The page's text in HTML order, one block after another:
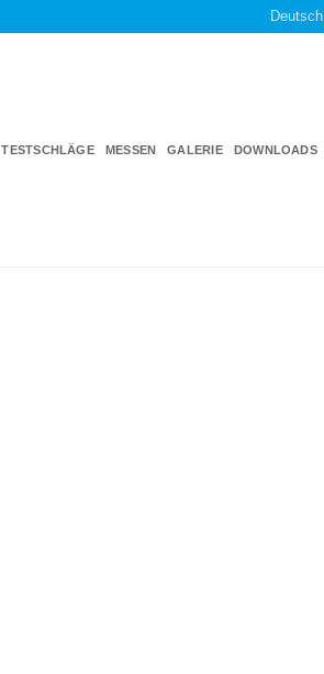
Deutsch
TESTSCHLÄGE MESSEN GALERIE DOWNLOADS